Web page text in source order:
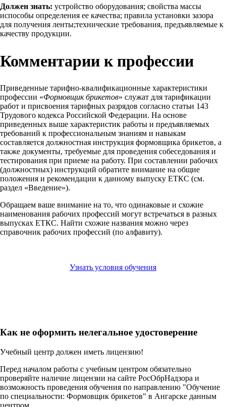
Должен знать: устройство оборудования; свойства массы
испособы определения ее качества; правила установки зазора
для получения ленты;технические требования, предъявляемые к
качеству продукции.
Комментарии к профессии
Приведенные тарифно-квалификационные характеристики
профессии «Формовщик брикетов» служат для тарификации
работ и присвоения тарифных разрядов согласно статьи 143
Трудового кодекса Российской Федерации. На основе
приведенных выше характеристик работы и предъявляемых
требований к профессиональным знаниям и навыкам
составляется должностная инструкция формовщика брикетов, а
также документы, требуемые для проведения собеседования и
тестирования при приеме на работу. При составлении рабочих
(должностных) инструкций обратите внимание на общие
положения и рекомендации к данному выпуску ЕТКС (см.
раздел «Введение»).
Обращаем ваше внимание на то, что одинаковые и схожие
наименования рабочих профессий могут встречаться в разных
выпусках ЕТКС. Найти схожие названия можно через
справочник рабочих профессий (по алфавиту).
Узнать условия обучения
Как не оформить нелегальное удостоверение
Учебный центр должен иметь лицензию!
Перед началом работы с учебным центром обязательно
проверяйте наличие лицензии на сайте РосОбрНадзора и
возможность проведения обучения по направлению "Обучение
по специальности: Формовщик брикетов" в Ангарске данным
центром.